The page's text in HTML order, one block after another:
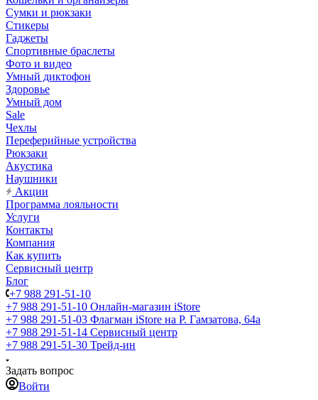
Сумки и рюкзаки
Стикеры
Гаджеты
Спортивные браслеты
Фото и видео
Умный диктофон
Здоровье
Умный дом
Sale
Чехлы
Переферийные устройства
Рюкзаки
Акустика
Наушники
Акции
Программа лояльности
Услуги
Контакты
Компания
Как купить
Сервисный центр
Блог
+7 988 291-51-10
+7 988 291-51-10 Онлайн-магазин iStore
+7 988 291-51-03 Флагман iStore на Р. Гамзатова, 64а
+7 988 291-51-14 Сервисный центр
+7 988 291-51-30 Трейд-ин
Задать вопрос
Войти